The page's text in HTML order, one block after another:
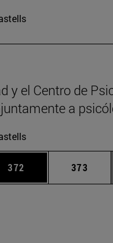
y el Centro de
a
TAB para desplazarse.
Página
372 Página
373